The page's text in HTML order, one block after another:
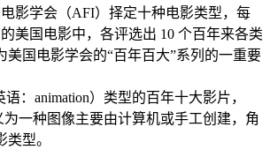
影学会（AFI）择定十种电影类型，每
美国电影中，各评选出 10 个百年来各类
美国电影学会的“百年百大”系列的一重要
：animation）类型的百年十大影片，
为一种图像主要由计算机或手工创建，角
型。